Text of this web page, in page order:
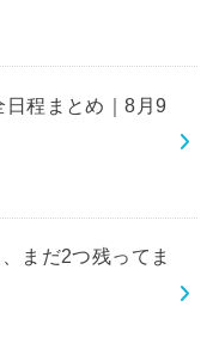
程まとめ｜8月9
まだ2つ残ってま